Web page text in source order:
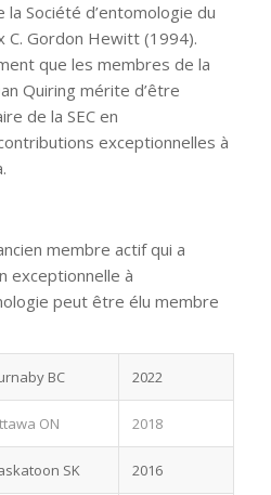
Société d’entomologie du
C. Gordon Hewitt (1994).
que les membres de la
Quiring mérite d’être
de la SEC en
exceptionnelles à
membre actif qui a
exceptionnelle à
peut être élu membre
BC 2022
ON 2018
SK 2016